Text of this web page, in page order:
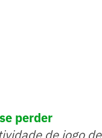
perder
de jogo de